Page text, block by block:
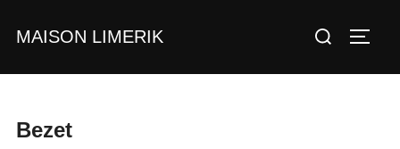
naarMAISON LIMERIK
Zoek
Bezet